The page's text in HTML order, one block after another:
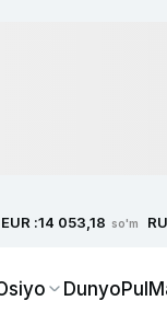
EUR :14 053,18 so'm
DunyoPul